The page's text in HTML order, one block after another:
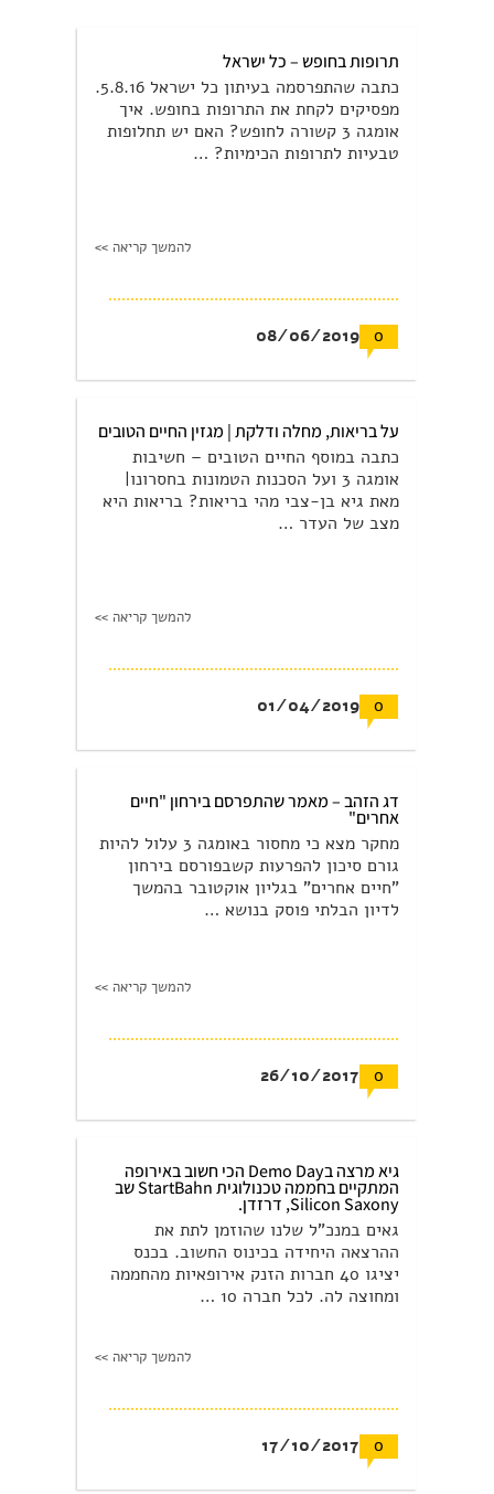
תרופות בחופש – כל ישראל
כתבה שהתפרסמה בעיתון כל ישראל 5.8.16.
מפסיקים לקחת את התרופות בחופש. איך
אומגה 3 קשורה לחופש? האם יש תחלופות
טבעיות לתרופות הכימיות? …
להמשך קריאה >>
0
08/06/2019
על בריאות, מחלה ודלקת | מגזין החיים הטובים
כתבה במוסף החיים הטובים – חשיבות
אומגה 3 ועל הסכנות הטמונות בחסרונו|
מאת גיא בן-צבי מהי בריאות? בריאות היא
מצב של העדר …
להמשך קריאה >>
0
01/04/2019
דג הזהב – מאמר שהתפרסם בירחון "חיים
אחרים"
מחקר מצא כי מחסור באומגה 3 עלול להיות
גורם סיכון להפרעות קשבפורסם בירחון
"חיים אחרים" בגליון אוקטובר בהמשך
לדיון הבלתי פוסק בנושא …
להמשך קריאה >>
0
26/10/2017
גיא מרצה בDemo Day הכי חשוב באירופה
המתקיים בחממה טכנולוגית StartBahn שב
Silicon Saxony, דרזדן.
גאים במנכ"ל שלנו שהוזמן לתת את
ההרצאה היחידה בכינוס החשוב. בכנס
יציגו 40 חברות הזנק אירופאיות מהחממה
ומחוצה לה. לכל חברה 10 …
להמשך קריאה >>
0
17/10/2017